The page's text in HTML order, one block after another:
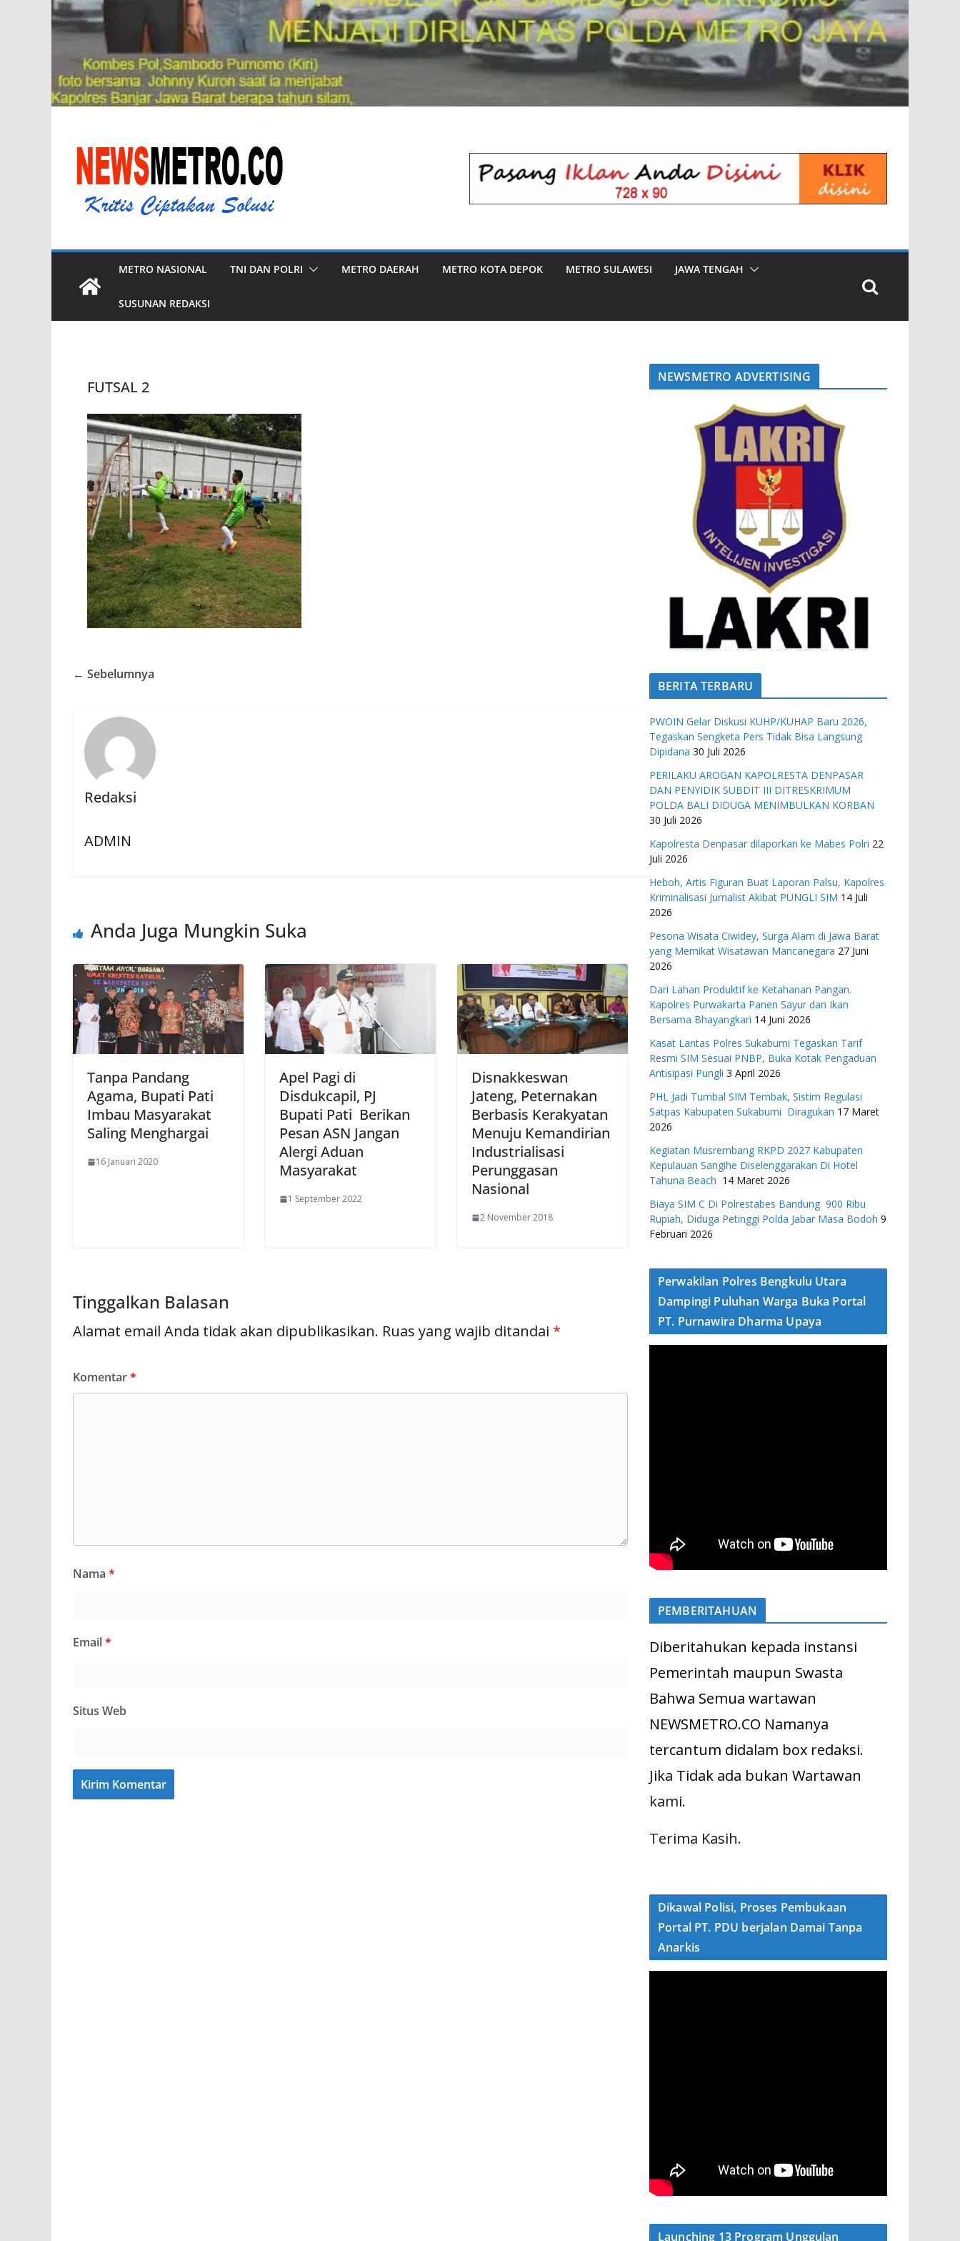
METRO NASIONAL TNI DAN POLRI METRO DAERAH METRO KOTA DEPOK METRO SULAWESI JAWA TENGAH
SUSUNAN REDAKSI
FUTSAL 2
← Sebelumnya
Redaksi
ADMIN
Anda Juga Mungkin Suka
Tanpa Pandang
Agama, Bupati Pati
Imbau Masyarakat
Saling Menghargai
16 Januari 2020
Apel Pagi di
Disdukcapil, PJ
Bupati Pati Berikan
Pesan ASN Jangan
Alergi Aduan
Masyarakat
1 September 2022
Disnakkeswan
Jateng, Peternakan
Berbasis Kerakyatan
Menuju Kemandirian
Industrialisasi
Perunggasan
Nasional
2 November 2018
Tinggalkan Balasan
Alamat email Anda tidak akan dipublikasikan. Ruas yang wajib ditandai *
Komentar*
Nama *
Email*
Situs Web
NEWSMETRO ADVERTISING
BERITA TERBARU
PWOIN Gelar Diskusi KUHP/KUHAP Baru 2026,
Tegaskan Sengketa Pers Tidak Bisa Langsung
Dipidana 30 Juli 2026
PERILAKU AROGAN KAPOLRESTA DENPASAR
DAN PENYIDIK SUBDIT III DITRESKRIMUM
POLDA BALI DIDUGA MENIMBULKAN KORBAN
30 Juli 2026
Kapolresta Denpasar dilaporkan ke Mabes Polri 22
Juli 2026
Heboh, Artis Figuran Buat Laporan Palsu, Kapolres
Kriminalisasi Jurnalist Akibat PUNGLI SIM 14 Juli
2026
Pesona Wisata Ciwidey, Surga Alam di Jawa Barat
yang Memikat Wisatawan Mancanegara 27 Juni
2026
Dari Lahan Produktif ke Ketahanan Pangan.
Kapolres Purwakarta Panen Sayur dan Ikan
Bersama Bhayangkari 14 Juni 2026
Kasat Lantas Polres Sukabumi Tegaskan Tarif
Resmi SIM Sesuai PNBP, Buka Kotak Pengaduan
Antisipasi Pungli 3 April 2026
PHL Jadi Tumbal SIM Tembak, Sistim Regulasi
Satpas Kabupaten Sukabumi Diragukan 17 Maret
2026
Kegiatan Musrembang RKPD 2027 ​Kabupaten
Kepulauan Sangihe Diselenggarakan Di Hotel
Tahuna Beach 14 Maret 2026
Biaya SIM C Di Polrestabes Bandung 900 Ribu
Rupiah, Diduga Petinggi Polda Jabar Masa Bodoh 9
Februari 2026
Perwakilan Polres Bengkulu Utara
Dampingi Puluhan Warga Buka Portal
PT. Purnawira Dharma Upaya
PEMBERITAHUAN
Diberitahukan kepada instansi
Pemerintah maupun Swasta
Bahwa Semua wartawan
NEWSMETRO.CO Namanya
tercantum didalam box redaksi.
Jika Tidak ada bukan Wartawan
kami.
Terima Kasih.
Dikawal Polisi, Proses Pembukaan
Portal PT. PDU berjalan Damai Tanpa
Anarkis
Launching 13 Program Unggulan